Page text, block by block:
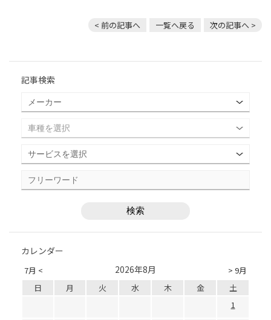
< 前の記事へ 一覧へ戻る 次の記事へ >
記事検索
カレンダー
7月 < > 9月
2026年8月
日 月 火 水 木 金
土
1